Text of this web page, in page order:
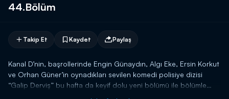
44.Bölüm
Takip Et Kaydet Paylaş
Kanal D’nin, başrollerinde Engin Günaydın, Algı Eke, Ersin Korkut
ve Orhan Güner’in oynadıkları sevilen komedi polisiye dizisi
“Galip Derviş” bu hafta da keyif dolu yeni bölümü ile bölümle